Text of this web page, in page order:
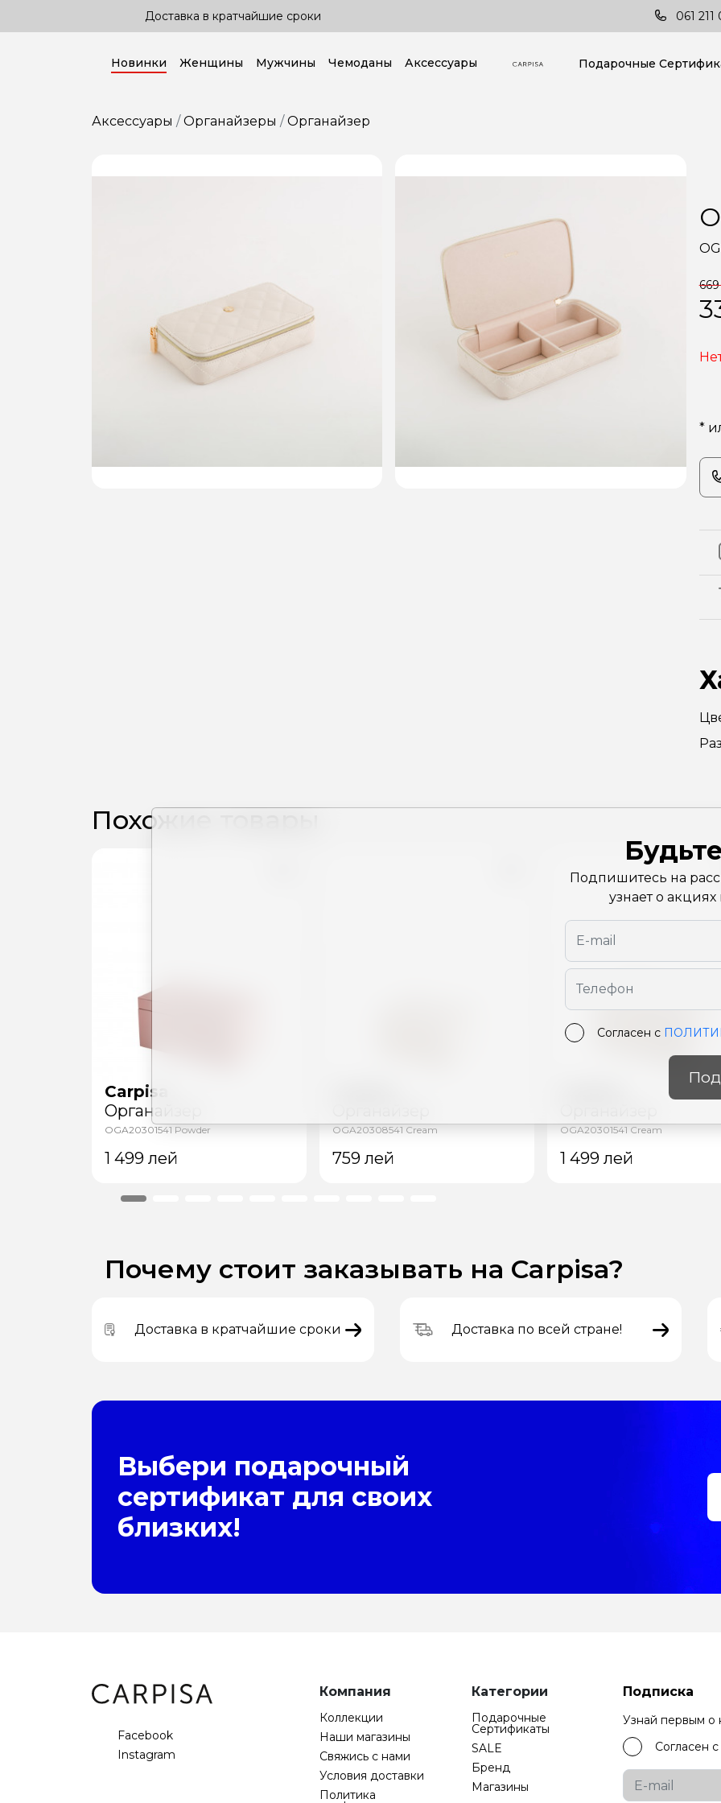
Доставка в кратчайшие сроки Последние тренды
061 211
Новинки Женщины Мужчины Чемоданы Аксессуары Подарочные
Аксессуары Органайзеры Органайзер
*
Похожие товары
Carpisa
Органайзер
OGA20301541 Powder
1 499 лей
OGA20308541 Cream
759 лей
OGA20301541 Cream
1 499 лей
Почему стоит заказывать на Carpisa?
Доставка в кратчайшие сроки Доставка по всей стране!
Выбери подарочный
сертификат для своих
близких!
Facebook
Instagram
Компания
Коллекции
Наши магазины
Свяжись с нами
Условия доставки
Политика
Категории
Подарочные
Cертификаты
SALE
Бренд
Магазины
Подписка
Узнай первым о
Согласен с
Подпишитесь на
узнает о
Согласен с